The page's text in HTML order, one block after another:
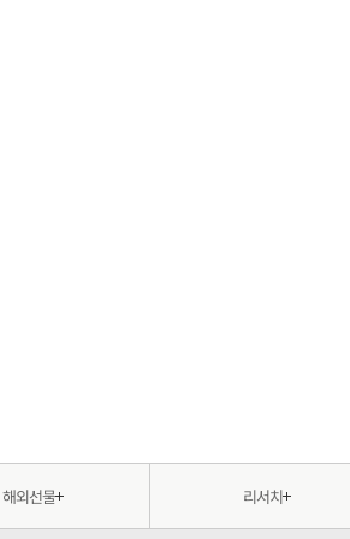
해외선물 리서치